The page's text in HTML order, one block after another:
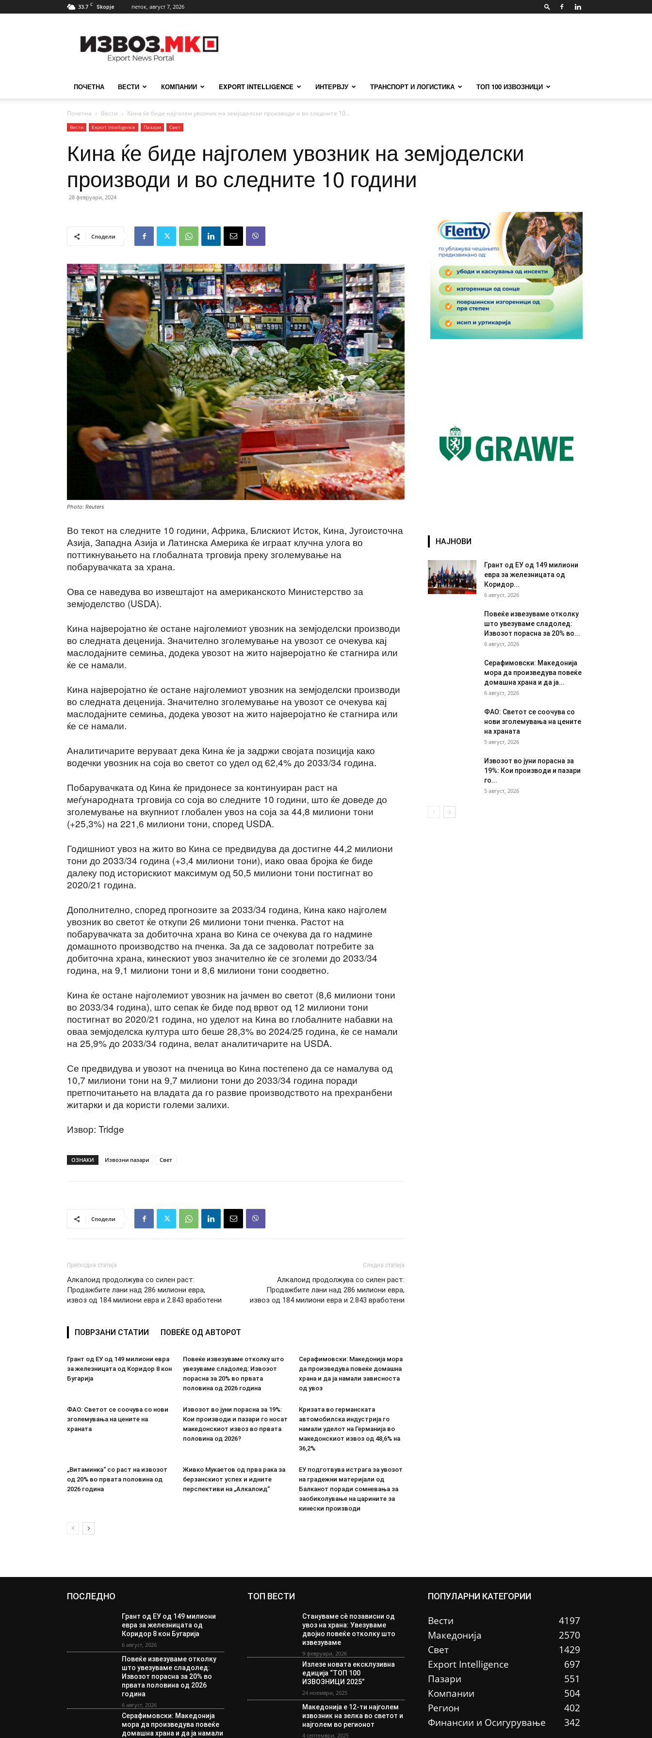
33.7 C Skopje петок, август 7, 2026
ПОЧЕТНА ВЕСТИ КОМПАНИИ EXPORT INTELLIGENCE ИНТЕРВЈУ ТРАНСПОРТ И ЛОГИСТИКА ТОП 100 ИЗВОЗНИЦИ
Почетна Вести Кина ќе биде најголем увозник на земјоделски производи и во следните 10...
Вести Еxport Intelligence Пазари Свет
Кина ќе биде најголем увозник на земјоделски
производи и во следните 10 години
28 февруари, 2024
Сподели
Photo: Reuters
Во текот на следните 10 години, Африка, Блискиот Исток, Кина, Југоисточна
Азија, Западна Азија и Латинска Америка ќе играат клучна улога во
поттикнувањето на глобалната трговија преку зголемување на
побарувачката за храна.
Ова се наведува во извештајот на американското Министерство за
земјоделство (USDA).
Кина најверојатно ќе остане најголемиот увозник на земјоделски производи
во следната деценија. Значително зголемување на увозот се очекува кај
маслодајните семиња, додека увозот на жито најверојатно ќе стагнира или
ќе се намали.
Кина најверојатно ќе остане најголемиот увозник на земјоделски производи
во следната деценија. Значително зголемување на увозот се очекува кај
маслодајните семиња, додека увозот на жито најверојатно ќе стагнира или
ќе се намали.
Аналитичарите веруваат дека Кина ќе ја задржи својата позиција како
водечки увозник на соја во светот со удел од 62,4% до 2033/34 година.
Побарувачката од Кина ќе придонесе за континуиран раст на
меѓународната трговија со соја во следните 10 години, што ќе доведе до
зголемување на вкупниот глобален увоз на соја за 44,8 милиони тони
(+25,3%) на 221,6 милиони тони, според USDA.
Годишниот увоз на жито во Кина се предвидува да достигне 44,2 милиони
тони до 2033/34 година (+3,4 милиони тони), иако оваа бројка ќе биде
далеку под историскиот максимум од 50,5 милиони тони постигнат во
2020/21 година.
Дополнително, според прогнозите за 2033/34 година, Кина како најголем
увозник во светот ќе откупи 26 милиони тони пченка. Растот на
побарувачката за добиточна храна во Кина се очекува да го надмине
домашното производство на пченка. За да се задоволат потребите за
добиточна храна, кинескиот увоз значително ќе се зголеми до 2033/34
година, на 9,1 милиони тони и 8,6 милиони тони соодветно.
Кина ќе остане најголемиот увозник на јачмен во светот (8,6 милиони тони
во 2033/34 година), што сепак ќе биде под врвот од 12 милиони тони
постигнат во 2020/21 година, но уделот на Кина во глобалните набавки на
оваа земјоделска култура што беше 28,3% во 2024/25 година, ќе се намали
на 25,9% до 2033/34 година, велат аналитичарите на USDA.
Се предвидува и увозот на пченица во Кина постепено да се намалува од
10,7 милиони тони на 9,7 милиони тони до 2033/34 година поради
претпочитањето на владата да го развие производството на прехранбени
житарки и да користи големи залихи.
Извор: Tridge
ОЗНАКИ Извозни пазари Свет
Сподели
Претходна статија
Алкалоид продолжува со силен раст:
Продажбите лани над 286 милиони евра,
извоз од 184 милиони евра и 2.843 вработени
Следна статија
Алкалоид продолжува со силен раст:
Продажбите лани над 286 милиони евра,
извоз од 184 милиони евра и 2.843 вработени
ПОВРЗАНИ СТАТИИ ПОВЕЌЕ ОД АВТОРОТ
Грант од ЕУ од 149 милиони евра
за железницата од Коридор 8 кон
Бугарија
Повеќе извезуваме отколку што
увезуваме сладолед: Извозот
порасна за 20% во првата
половина од 2026 година
Серафимовски: Македонија мора
да произведува повеќе домашна
храна и да ја намали зависноста
од увоз
ФАО: Светот се соочува со нови
зголемувања на цените на
храната
Извозот во јуни порасна за 19%:
Кои производи и пазари го носат
македонскиот извоз во првата
половина од 2026?
Кризата во германската
автомобилска индустрија го
намали уделот на Германија во
македонскиот извоз од 48,6% на
36,2%
„Витаминка“ со раст на извозот
од 20% во првата половина од
2026 година
Живко Мукаетов од прва рака за
берзанскиот успех и идните
перспективи на „Алкалоид“
ЕУ подготвува истрага за увозот
на градежни материјали од
Балканот поради сомневања за
заобиколување на царините за
кинески производи
НАЈНОВИ
Грант од ЕУ од 149 милиони
евра за железницата од
Коридор...
6 август, 2026
Повеќе извезуваме отколку
што увезуваме сладолед:
Извозот порасна за 20% во...
6 август, 2026
Серафимовски: Македонија
мора да произведува повеќе
домашна храна и да ја...
6 август, 2026
ФАО: Светот се соочува со
нови зголемувања на цените
на храната
5 август, 2026
Извозот во јуни порасна за
19%: Кои производи и пазари
го...
5 август, 2026
ПОСЛЕДНО
Грант од ЕУ од 149 милиони
евра за железницата од
Коридор 8 кон Бугарија
6 август, 2026
Повеќе извезуваме отколку
што увезуваме сладолед:
Извозот порасна за 20% во
првата половина од 2026
година
6 август, 2026
Серафимовски: Македонија
мора да произведува повеќе
домашна храна и да ја намали
ТОП ВЕСТИ
Стануваме сè позависни од
увоз на храна: Увезуваме
двојно повеќе отколку што
извезуваме
9 февруари, 2026
Излезе новата ексклузивна
едиција “ТОП 100
ИЗВОЗНИЦИ 2025”
24 ноември, 2025
Македонија е 12-ти најголем
извозник на зелка во светот и
најголем во регионот
4 септември, 2025
ПОПУЛАРНИ КАТЕГОРИИ
Вести
4197
Македонија
2570
Свет
1429
Еxport Intelligence
697
Пазари
551
Компании
504
Регион
402
Финансии и Осигурување
342